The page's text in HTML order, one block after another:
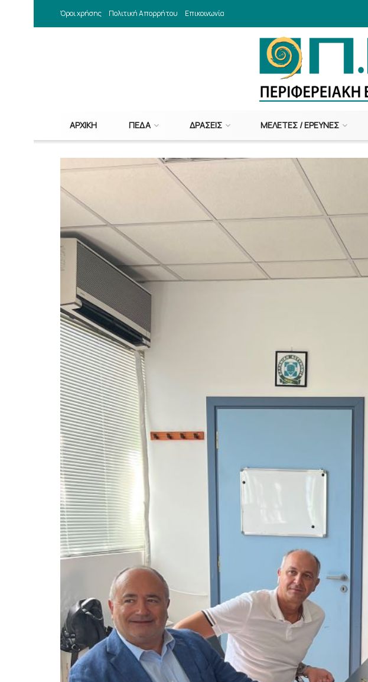
Όροι χρήσης Πολιτική Απορρήτου Επικοινωνία
ΑΡΧΙΚΉ ΠΕΔΑ ΔΡΆΣΕΙΣ ΜΕΛΈΤΕΣ / ΈΡΕΥΝΕΣ